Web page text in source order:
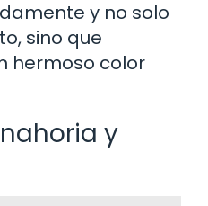
y no solo
sino que
hermoso color
y